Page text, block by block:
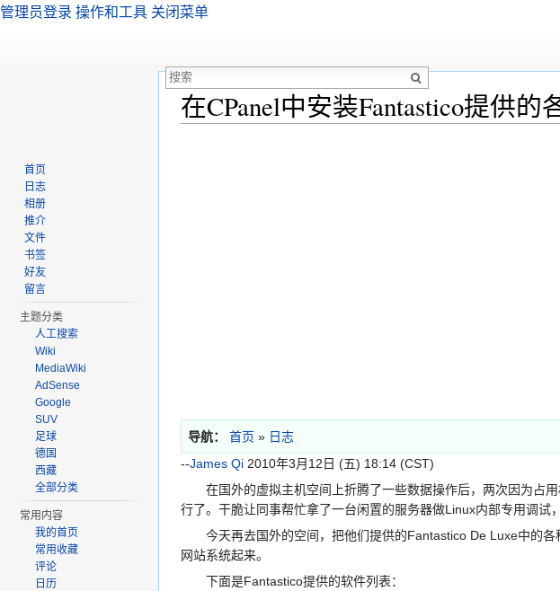
在CPanel中安装Fantastico提供的
导航： 首页 » 日志
--James Qi 2010年3月12日 (五) 18:14 (CST)
在国外的虚拟主机空间上折腾了一些数据操作后，两次因为占用
行了。干脆让同事帮忙拿了一台闲置的服务器做Linux内部专用调试
今天再去国外的空间，把他们提供的Fantastico De Luxe中的各
网站系统起来。
下面是Fantastico提供的软件列表：
管理员登录 操作和工具 关闭菜单
首页
日志
相册
推介
文件
书签
好友
留言
主题分类
人工搜索
Wiki
MediaWiki
AdSense
Google
SUV
足球
德国
西藏
全部分类
常用内容
我的首页
常用收藏
评论
日历